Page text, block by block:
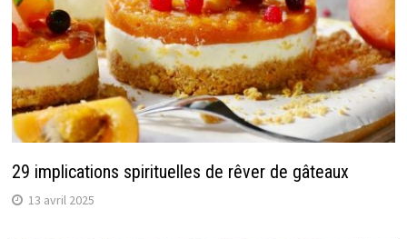
29 implications spirituelles de rêver de gâteaux
13 avril 2025